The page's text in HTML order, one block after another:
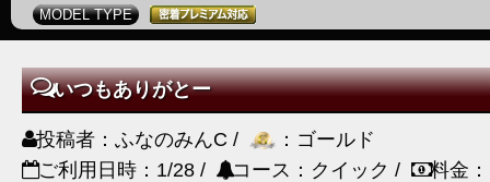
MODEL TYPE
いつもありがとー
投稿者：ふなのみんC /
：ゴールド
ご利用日時：1/28 /
コース：クイック /
料金